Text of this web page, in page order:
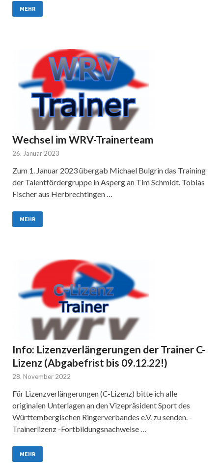
MEHR
Wechsel im WRV-Trainerteam
26. Januar 2023
Zum 1. Januar 2023 übergab Michael Bulgrin das Training
der Talentfördergruppe in Asperg an Tim Schmidt. Tobias
Fischer aus Herbrechtingen …
MEHR
Info: Lizenzverlängerungen der Trainer C-
Lizenz (Abgabefrist bis 09.12.22!)
28. November 2022
Für Lizenzverlängerungen (C-Lizenz) bitte ich alle
originalen Unterlagen an den Vizepräsident Sport des
Württembergischen Ringerverbandes e.V. zu senden. -
Trainerlizenz -Fortbildungsnachweise …
MEHR